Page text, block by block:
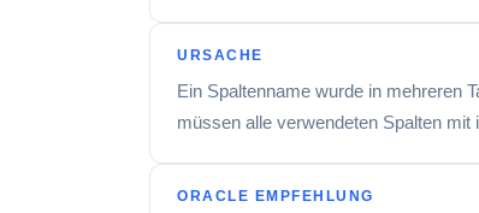
URSACHE
Ein Spaltenname wurde in mehreren
müssen alle verwendeten Spalten mit
ORACLE EMPFEHLUNG